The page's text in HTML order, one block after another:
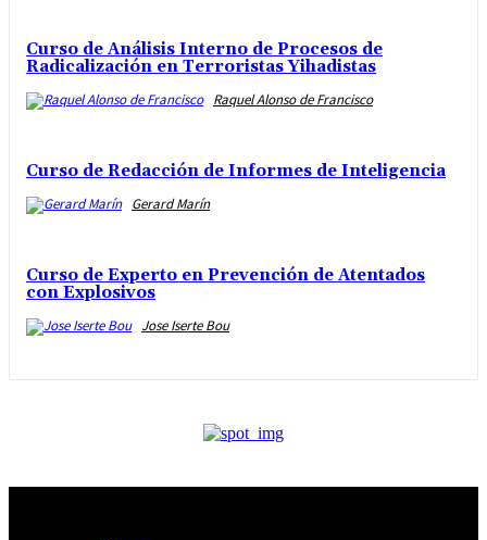
Curso de Análisis Interno de Procesos de
Radicalización en Terroristas Yihadistas
Raquel Alonso de Francisco
Curso de Redacción de Informes de Inteligencia
Gerard Marín
Curso de Experto en Prevención de Atentados
con Explosivos
Jose Iserte Bou